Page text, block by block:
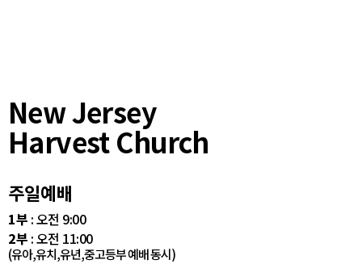
New Jersey
Harvest Church
주일예배
1부 : 오전 9:00
2부 : 오전 11:00
(유아,유치,유년,중고등부 예배 동시)